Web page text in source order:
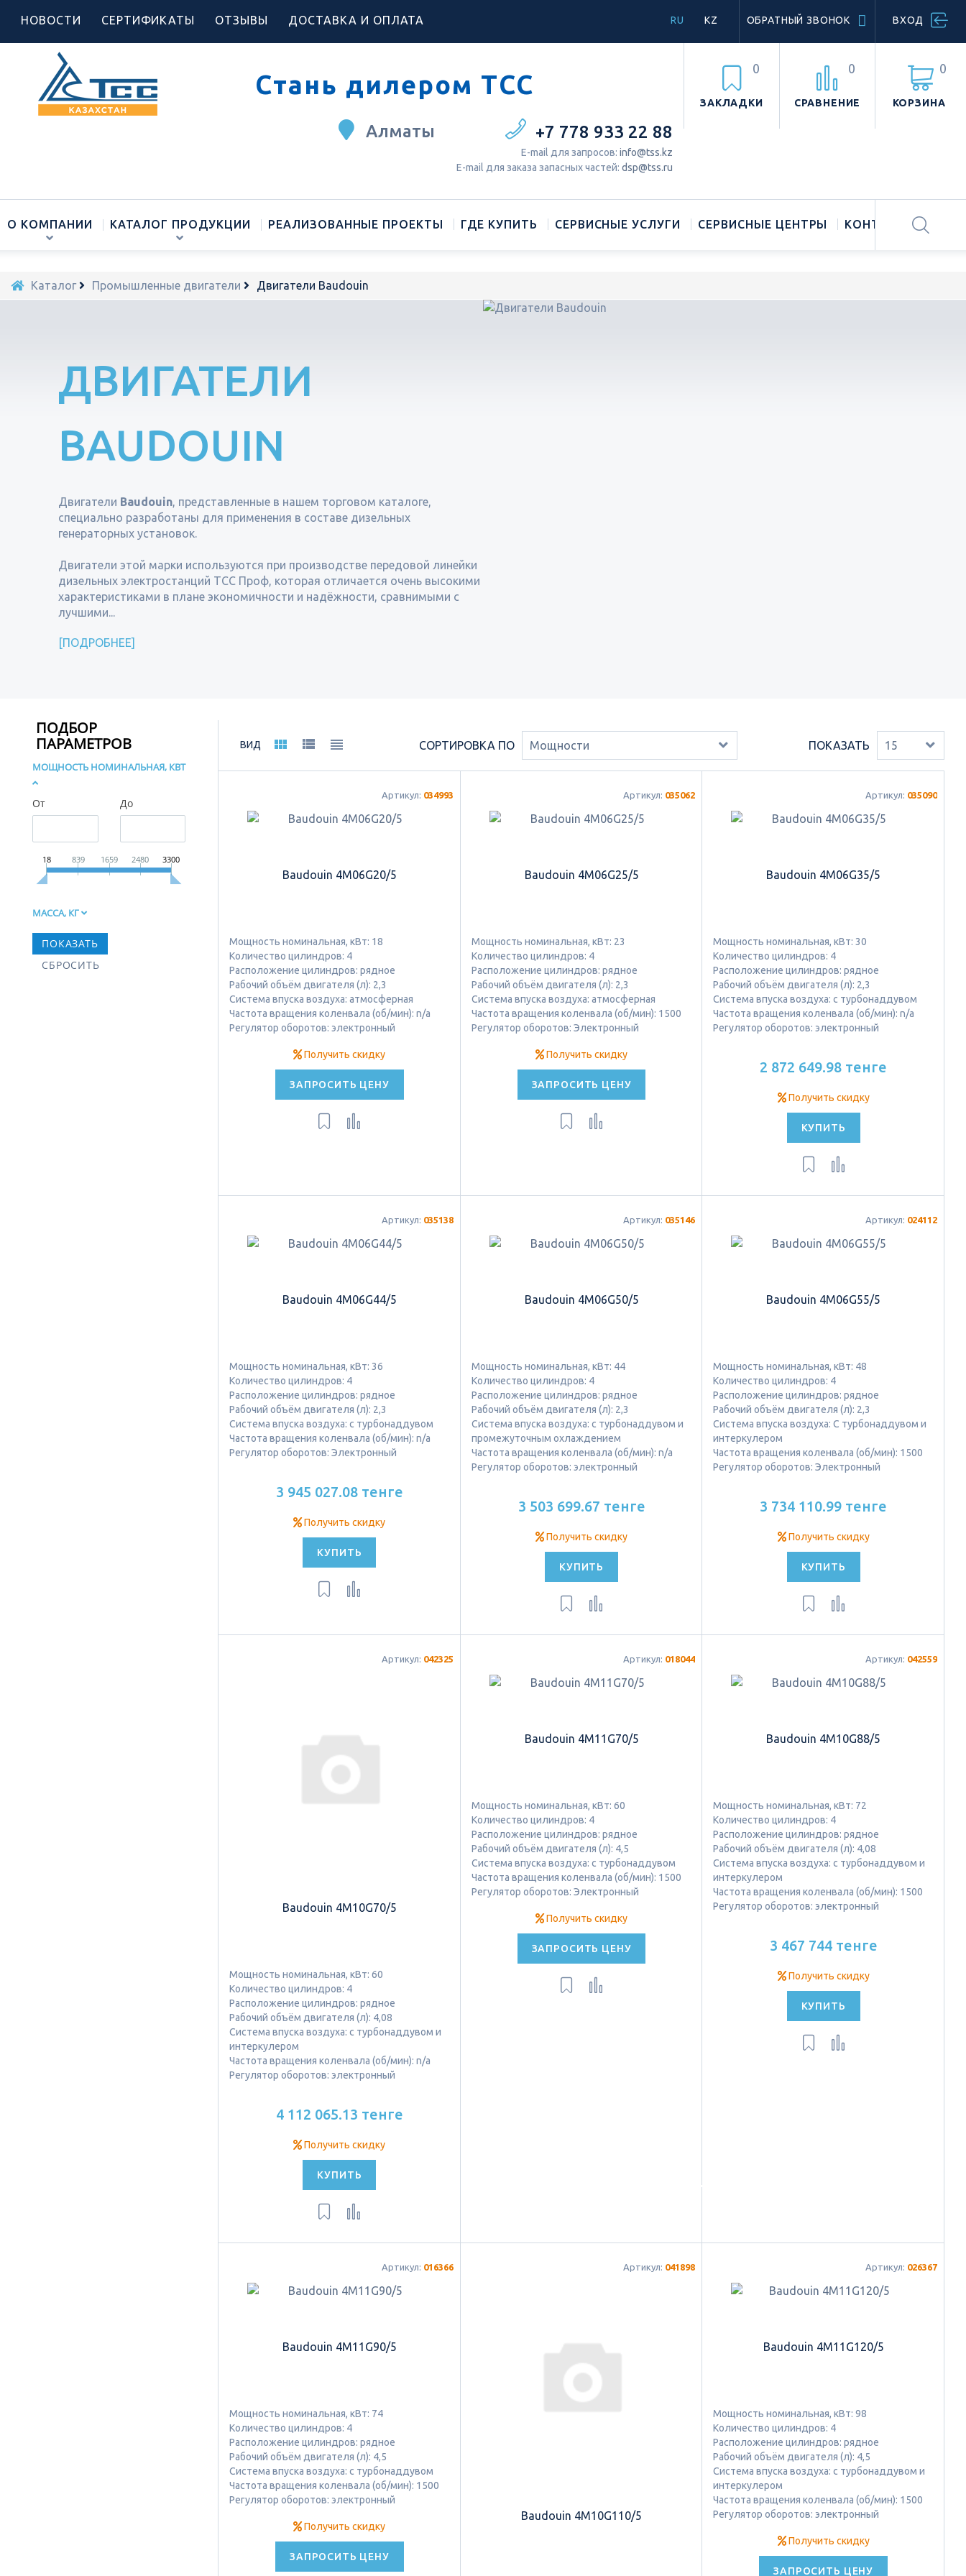
НОВОСТИ СЕРТИФИКАТЫ ОТЗЫВЫ ДОСТАВКА И ОПЛАТА ВХОД
ОБРАТНЫЙ ЗВОНОК
RU KZ
Стань дилером ТСС
КОРЗИНА
0
ЗАКЛАДКИ
0
СРАВНЕНИЕ
0
+7 778 933 22 88
Е-mail для запросов: info@tss.kz
Е-mail для заказа запасных частей: dsp@tss.ru
Алматы
О КОМПАНИИ КАТАЛОГ ПРОДУКЦИИ РЕАЛИЗОВАННЫЕ ПРОЕКТЫ ГДЕ КУПИТЬ СЕРВИСНЫЕ УСЛУГИ СЕРВИСНЫЕ ЦЕНТРЫ КОНТАКТЫ
Каталог Промышленные двигатели Двигатели Baudouin
ДВИГАТЕЛИ
BAUDOUIN
Двигатели Baudouin, представленные в нашем торговом каталоге,
специально разработаны для применения в составе дизельных
генераторных установок.
Двигатели этой марки используются при производстве передовой линейки
дизельных электростанций ТСС Проф, которая отличается очень высокими
характеристиками в плане экономичности и надёжности, сравнимыми с
лучшими...
ПОДРОБНЕЕ
ВИД СОРТИРОВКА ПО Мощности ПОКАЗАТЬ 15
Артикул: 034993
Baudouin 4M06G20/5
Мощность номинальная, кВт: 18
Количество цилиндров: 4
Расположение цилиндров: рядное
Рабочий объём двигателя (л): 2,3
Система впуска воздуха: атмосферная
Частота вращения коленвала (об/мин): n/a
Регулятор оборотов: электронный
Получить скидку
ЗАПРОСИТЬ ЦЕНУ
Артикул: 035062
Baudouin 4M06G25/5
Мощность номинальная, кВт: 23
Количество цилиндров: 4
Расположение цилиндров: рядное
Рабочий объём двигателя (л): 2,3
Система впуска воздуха: атмосферная
Частота вращения коленвала (об/мин): 1500
Регулятор оборотов: Электронный
Получить скидку
ЗАПРОСИТЬ ЦЕНУ
Артикул: 035090
Baudouin 4M06G35/5
Мощность номинальная, кВт: 30
Количество цилиндров: 4
Расположение цилиндров: рядное
Рабочий объём двигателя (л): 2,3
Система впуска воздуха: с турбонаддувом
Частота вращения коленвала (об/мин): n/a
Регулятор оборотов: электронный
2 872 649.98 тенге
Получить скидку
КУПИТЬ
Артикул: 035138
Baudouin 4M06G44/5
Мощность номинальная, кВт: 36
Количество цилиндров: 4
Расположение цилиндров: рядное
Рабочий объём двигателя (л): 2,3
Система впуска воздуха: с турбонаддувом
Частота вращения коленвала (об/мин): n/a
Регулятор оборотов: Электронный
3 945 027.08 тенге
Получить скидку
КУПИТЬ
Артикул: 035146
Baudouin 4M06G50/5
Мощность номинальная, кВт: 44
Количество цилиндров: 4
Расположение цилиндров: рядное
Рабочий объём двигателя (л): 2,3
Система впуска воздуха: с турбонаддувом и
промежуточным охлаждением
Частота вращения коленвала (об/мин): n/a
Регулятор оборотов: электронный
3 503 699.67 тенге
Получить скидку
КУПИТЬ
Артикул: 024112
Baudouin 4M06G55/5
Мощность номинальная, кВт: 48
Количество цилиндров: 4
Расположение цилиндров: рядное
Рабочий объём двигателя (л): 2,3
Система впуска воздуха: С турбонаддувом и
интеркулером
Частота вращения коленвала (об/мин): 1500
Регулятор оборотов: Электронный
3 734 110.99 тенге
Получить скидку
КУПИТЬ
Артикул: 042325
Baudouin 4M10G70/5
Мощность номинальная, кВт: 60
Количество цилиндров: 4
Расположение цилиндров: рядное
Рабочий объём двигателя (л): 4,08
Система впуска воздуха: с турбонаддувом и
интеркулером
Частота вращения коленвала (об/мин): n/a
Регулятор оборотов: электронный
4 112 065.13 тенге
Получить скидку
КУПИТЬ
Артикул: 018044
Baudouin 4M11G70/5
Мощность номинальная, кВт: 60
Количество цилиндров: 4
Расположение цилиндров: рядное
Рабочий объём двигателя (л): 4,5
Система впуска воздуха: с турбонаддувом
Частота вращения коленвала (об/мин): 1500
Регулятор оборотов: Электронный
Получить скидку
ЗАПРОСИТЬ ЦЕНУ
Артикул: 042559
Baudouin 4M10G88/5
Мощность номинальная, кВт: 72
Количество цилиндров: 4
Расположение цилиндров: рядное
Рабочий объём двигателя (л): 4,08
Система впуска воздуха: с турбонаддувом и
интеркулером
Частота вращения коленвала (об/мин): 1500
Регулятор оборотов: электронный
3 467 744 тенге
Получить скидку
КУПИТЬ
Артикул: 016366
Baudouin 4M11G90/5
Мощность номинальная, кВт: 74
Количество цилиндров: 4
Расположение цилиндров: рядное
Рабочий объём двигателя (л): 4,5
Система впуска воздуха: с турбонаддувом
Частота вращения коленвала (об/мин): 1500
Регулятор оборотов: электронный
Получить скидку
ЗАПРОСИТЬ ЦЕНУ
Артикул: 041898
Baudouin 4M10G110/5
Артикул: 026367
Baudouin 4M11G120/5
Мощность номинальная, кВт: 98
Количество цилиндров: 4
Расположение цилиндров: рядное
Рабочий объём двигателя (л): 4,5
Система впуска воздуха: с турбонаддувом и
интеркулером
Частота вращения коленвала (об/мин): 1500
Регулятор оборотов: электронный
Получить скидку
ЗАПРОСИТЬ ЦЕНУ
ПОДБОР
ПАРАМЕТРОВ
МОЩНОСТЬ НОМИНАЛЬНАЯ, КВТ
От До
18 839 1659 2480 3300
МАССА, КГ